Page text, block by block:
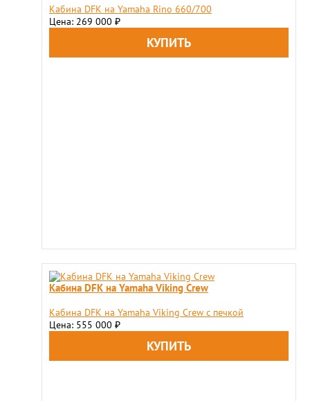
Кабина DFK на Yamaha Rino 660/700
Цена: 269 000 ₽
Кабина DFK на Yamaha Viking Crew
Кабина DFK на Yamaha Viking Crew c печкой
Цена: 555 000 ₽